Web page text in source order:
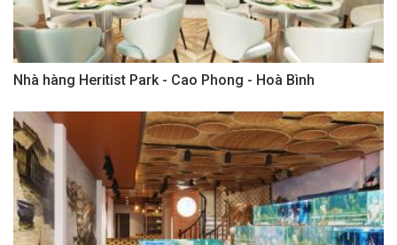
Nhà hàng Heritist Park - Cao Phong - Hoà Bình